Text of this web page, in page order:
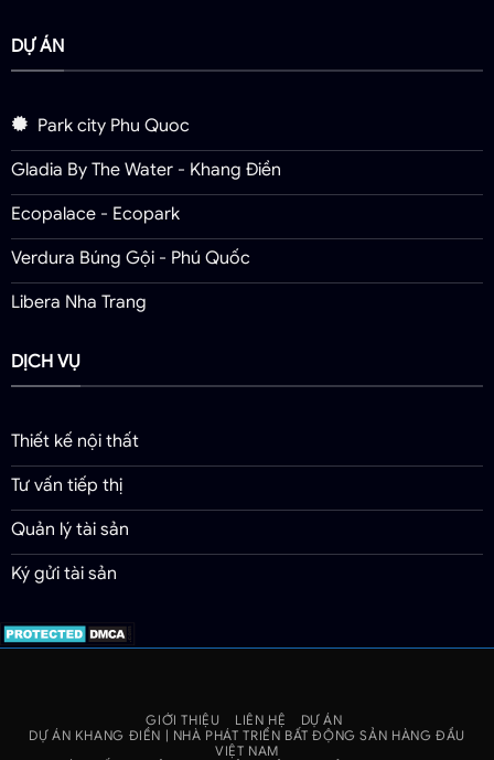
DỰ ÁN
Park city Phu Quoc
Gladia By The Water - Khang Điền
Ecopalace - Ecopark
Verdura Búng Gội - Phú Quốc
Libera Nha Trang
DỊCH VỤ
Thiết kế nội thất
Tư vấn tiếp thị
Quản lý tài sản
Ký gửi tài sản
GIỚI THIỆU LIÊN HỆ
DỰ ÁN
DỰ ÁN KHANG ĐIỀN | NHÀ PHÁT TRIỂN BẤT ĐỘNG SẢN HÀNG ĐẦU
VIỆT NAM